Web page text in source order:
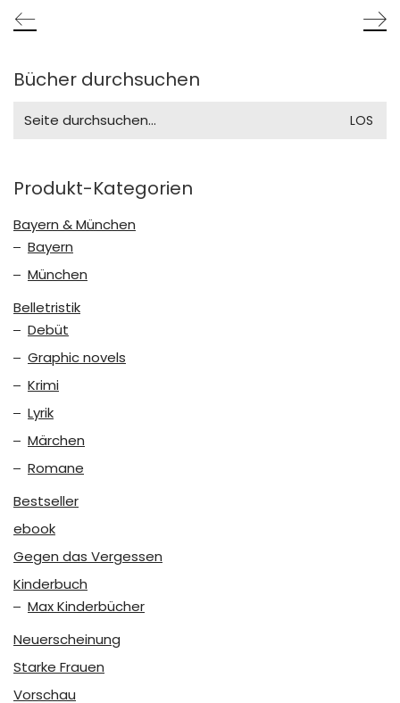
Bücher durchsuchen
for:
Produkt-Kategorien
Bayern & München
Bayern
München
Belletristik
Debüt
Graphic novels
Krimi
Lyrik
Märchen
Romane
Bestseller
ebook
Gegen das Vergessen
Kinderbuch
Max Kinderbücher
Neuerscheinung
Starke Frauen
Vorschau